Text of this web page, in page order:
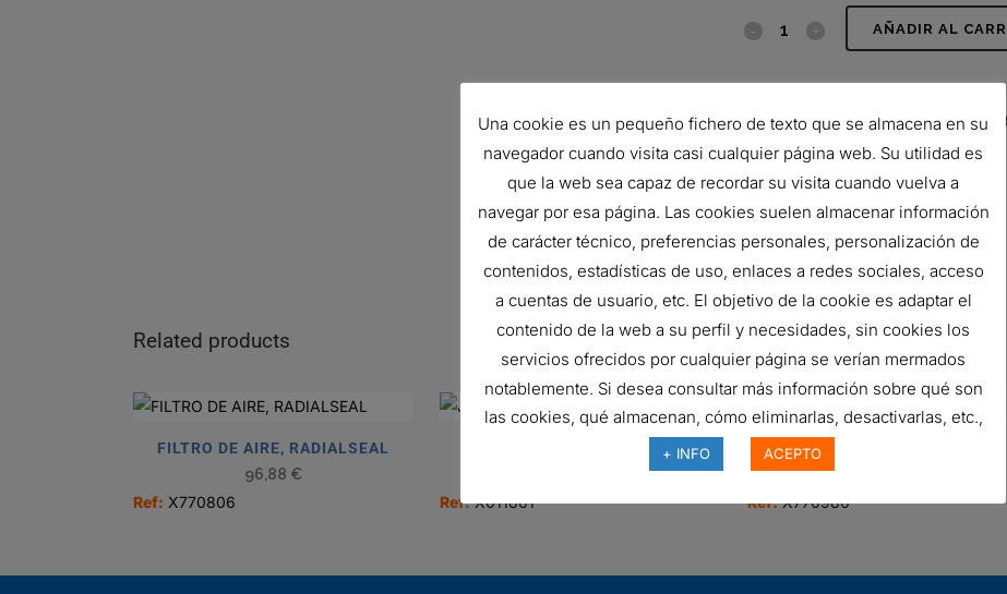
JUEGO
quantity
AÑADIR AL
CATEGORÍAS:KITS DE FILTROS,
Related products
FILTRO DE AIRE, RADIALSEAL
96,88 €
Ref: X770806
JUEGO DE FILTROS DE AIRE
Ref:X011861 Ref:X770980
Una cookie es un pequeño fichero de texto que se almacena en su
navegador cuando visita casi cualquier página web. Su utilidad es
que la web sea capaz de recordar su visita cuando vuelva a
navegar por esa página. Las cookies suelen almacenar información
de carácter técnico, preferencias personales, personalización de
contenidos, estadísticas de uso, enlaces a redes sociales, acceso
a cuentas de usuario, etc. El objetivo de la cookie es adaptar el
contenido de la web a su perfil y necesidades, sin cookies los
servicios ofrecidos por cualquier página se verían mermados
notablemente. Si desea consultar más información sobre qué son
las cookies, qué almacenan, cómo eliminarlas, desactivarlas, etc.,
+ INFO ACEPTO